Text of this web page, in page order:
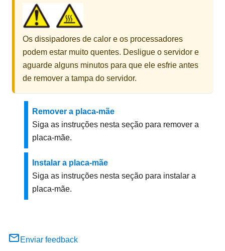
Os dissipadores de calor e os processadores
podem estar muito quentes. Desligue o servidor e
aguarde alguns minutos para que ele esfrie antes
de remover a tampa do servidor.
Remover a placa-mãe
Siga as instruções nesta seção para remover a
placa-mãe.
Instalar a placa-mãe
Siga as instruções nesta seção para instalar a
placa-mãe.
Enviar feedback